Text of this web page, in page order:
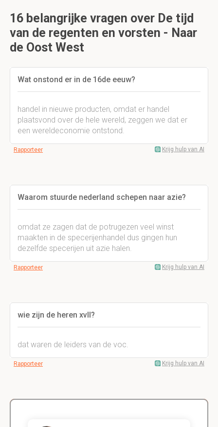
16 belangrijke vragen over De tijd
van de regenten en vorsten - Naar
de Oost West
Wat onstond er in de 16de eeuw?
handel in nieuwe producten, omdat er handel
plaatsvond over de hele wereld, zeggen we dat er
een wereldeconomie ontstond.
Rapporteer Krijg hulp van AI
Waarom stuurde nederland schepen naar azie?
omdat ze zagen dat de potrugezen veel winst
maakten in de specerijenhandel dus gingen hun
dezelfde specerijen uit azie halen.
Rapporteer Krijg hulp van AI
wie zijn de heren xvll?
dat waren de leiders van de voc.
Rapporteer Krijg hulp van AI